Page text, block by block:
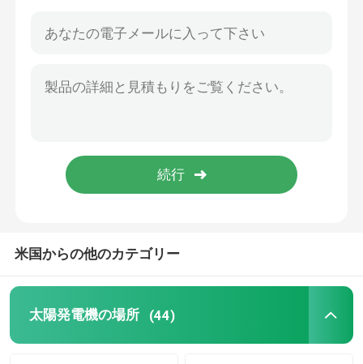
折り畳み式の太陽電池パネル
太陽エネルギー力銀行
米国からの他のカテゴリー
太陽発電機の場所 (44)